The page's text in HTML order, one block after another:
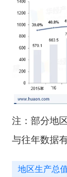
注：部分地
与往年数据
地区生产总